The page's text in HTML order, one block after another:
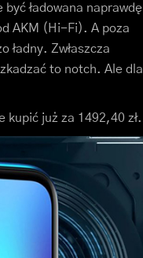
ładowana naprawdę
AKM (Hi-Fi). A poza
ładny. Zwłaszcza
to notch. Ale dla
kupić już za 1492,40 zł.